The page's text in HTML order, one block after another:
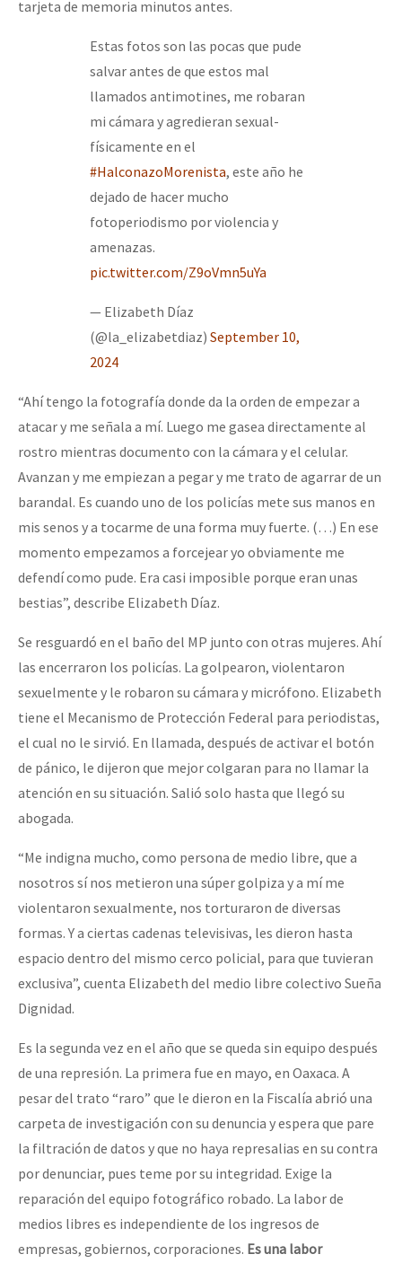
tarjeta de memoria minutos antes.
Estas fotos son las pocas que pude
salvar antes de que estos mal
llamados antimotines, me robaran
mi cámara y agredieran sexual-
físicamente en el
#HalconazoMorenista, este año he
dejado de hacer mucho
fotoperiodismo por violencia y
amenazas.
pic.twitter.com/Z9oVmn5uYa
— Elizabeth Díaz
(@la_elizabetdiaz) September 10,
2024
“Ahí tengo la fotografía donde da la orden de empezar a
atacar y me señala a mí. Luego me gasea directamente al
rostro mientras documento con la cámara y el celular.
Avanzan y me empiezan a pegar y me trato de agarrar de un
barandal. Es cuando uno de los policías mete sus manos en
mis senos y a tocarme de una forma muy fuerte. (…) En ese
momento empezamos a forcejear yo obviamente me
defendí como pude. Era casi imposible porque eran unas
bestias”, describe Elizabeth Díaz.
Se resguardó en el baño del MP junto con otras mujeres. Ahí
las encerraron los policías. La golpearon, violentaron
sexuelmente y le robaron su cámara y micrófono. Elizabeth
tiene el Mecanismo de Protección Federal para periodistas,
el cual no le sirvió. En llamada, después de activar el botón
de pánico, le dijeron que mejor colgaran para no llamar la
atención en su situación. Salió solo hasta que llegó su
abogada.
“Me indigna mucho, como persona de medio libre, que a
nosotros sí nos metieron una súper golpiza y a mí me
violentaron sexualmente, nos torturaron de diversas
formas. Y a ciertas cadenas televisivas, les dieron hasta
espacio dentro del mismo cerco policial, para que tuvieran
exclusiva”, cuenta Elizabeth del medio libre colectivo Sueña
Dignidad.
Es la segunda vez en el año que se queda sin equipo después
de una represión. La primera fue en mayo, en Oaxaca. A
pesar del trato “raro” que le dieron en la Fiscalía abrió una
carpeta de investigación con su denuncia y espera que pare
la filtración de datos y que no haya represalias en su contra
por denunciar, pues teme por su integridad. Exige la
reparación del equipo fotográfico robado. La labor de
medios libres es independiente de los ingresos de
empresas, gobiernos, corporaciones. Es una labor